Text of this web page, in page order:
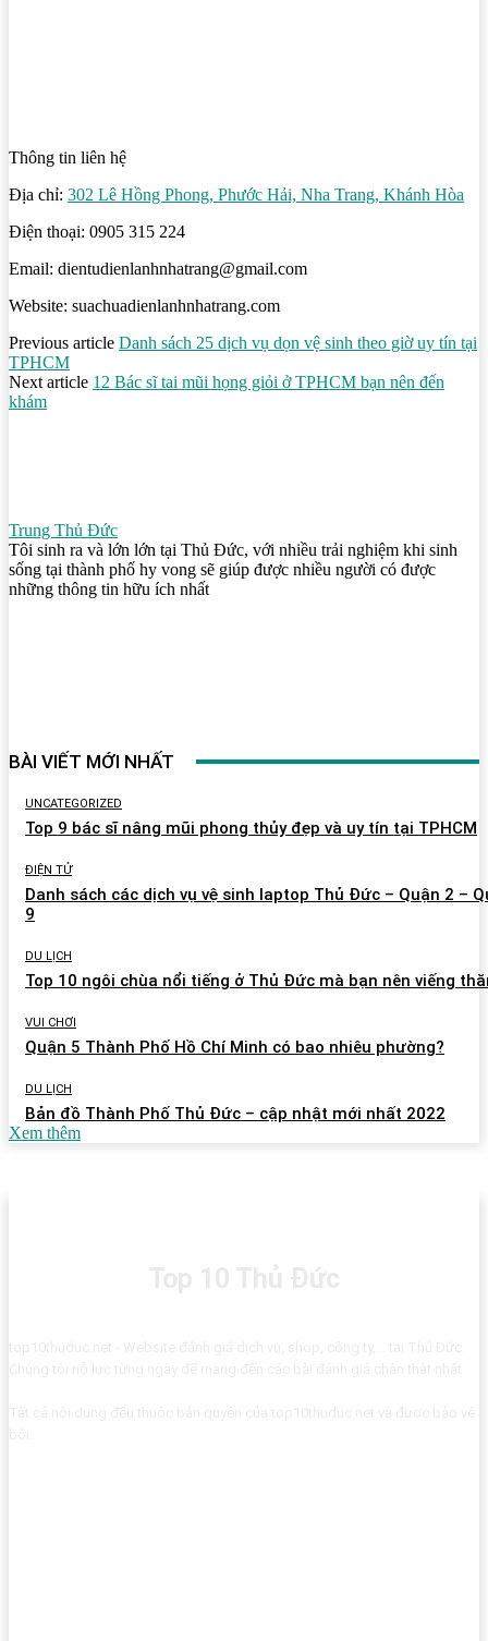
Thông tin liên hệ
Địa chỉ: 302 Lê Hồng Phong, Phước Hải, Nha Trang, Khánh Hòa
Điện thoại: 0905 315 224
Email: dientudienlanhnhatrang@gmail.com
Website: suachuadienlanhnhatrang.com
Previous article Danh sách 25 dịch vụ dọn vệ sinh theo giờ uy tín tại
TPHCM
Next article 12 Bác sĩ tai mũi họng giỏi ở TPHCM bạn nên đến
khám
Trung Thủ Đức
Tôi sinh ra và lớn lớn tại Thủ Đức, với nhiều trải nghiệm khi sinh
sống tại thành phố hy vong sẽ giúp được nhiều người có được
những thông tin hữu ích nhất
BÀI VIẾT MỚI NHẤT
UNCATEGORIZED
Top 9 bác sĩ nâng mũi phong thủy đẹp và uy tín tại TPHCM
ĐIỆN TỬ
Danh sách các dịch vụ vệ sinh laptop Thủ Đức – Quận 2 –
9
DU LỊCH
Top 10 ngôi chùa nổi tiếng ở Thủ Đức mà bạn nên viếng
VUI CHƠI
Quận 5 Thành Phố Hồ Chí Minh có bao nhiêu phường?
DU LỊCH
Bản đồ Thành Phố Thủ Đức – cập nhật mới nhất 2022
Xem thêm